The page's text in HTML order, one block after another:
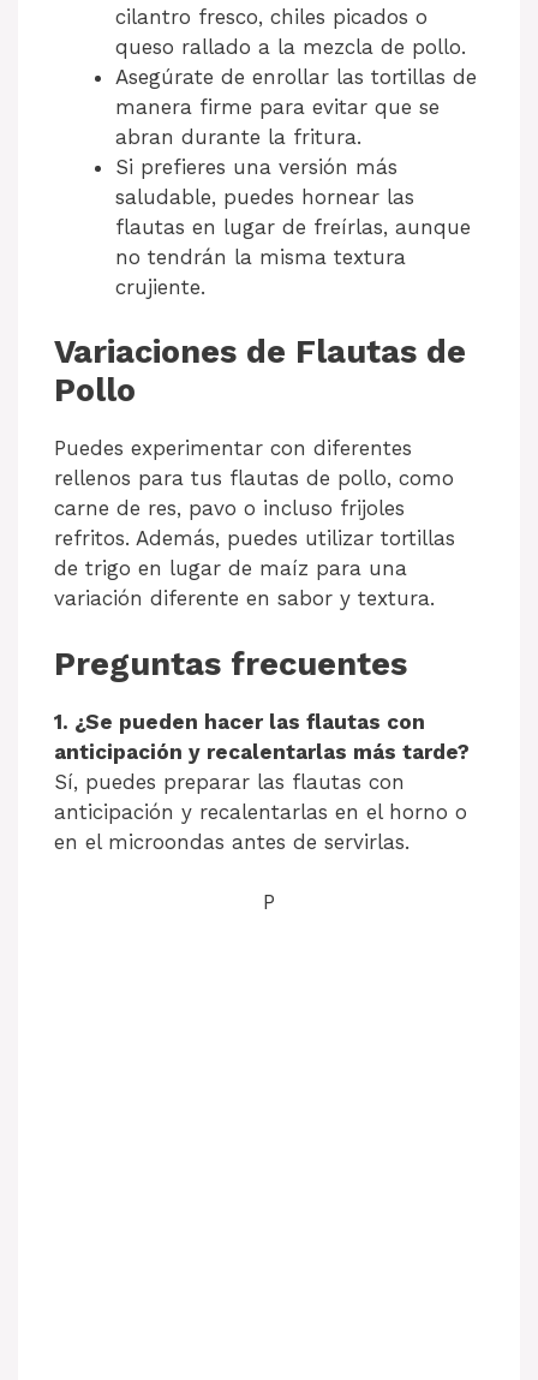
cilantro fresco, chiles picados o
queso rallado a la mezcla de pollo.
Asegúrate de enrollar las tortillas de
manera firme para evitar que se
abran durante la fritura.
Si prefieres una versión más
saludable, puedes hornear las
flautas en lugar de freírlas, aunque
no tendrán la misma textura
crujiente.
Variaciones de Flautas de
Pollo
Puedes experimentar con diferentes
rellenos para tus flautas de pollo, como
carne de res, pavo o incluso frijoles
refritos. Además, puedes utilizar tortillas
de trigo en lugar de maíz para una
variación diferente en sabor y textura.
Preguntas frecuentes
1. ¿Se pueden hacer las flautas con
anticipación y recalentarlas más tarde?
Sí, puedes preparar las flautas con
anticipación y recalentarlas en el horno o
en el microondas antes de servirlas.
P